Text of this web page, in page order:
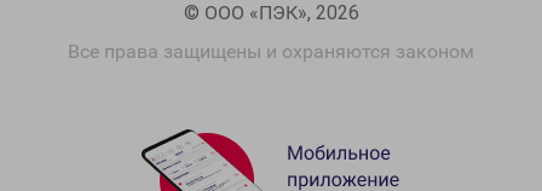
© ООО «ПЭК», 2026
Все права защищены и охраняются законом